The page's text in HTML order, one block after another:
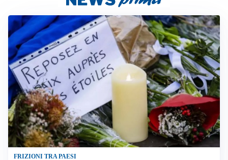
FRIZIONI TRA PAESI